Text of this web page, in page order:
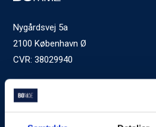
Nygårdsvej 5a
2100 København Ø
CVR: 38029940
Ved generelle henvendelser
Tlf.72600400 , mandag til fredag